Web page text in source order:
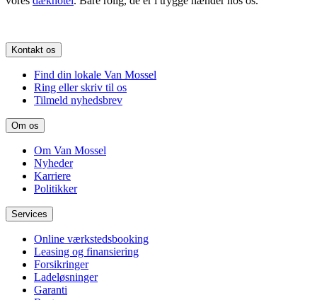
Kontakt os
Find din lokale Van Mossel
Ring eller skriv til os
Tilmeld nyhedsbrev
Om os
Om Van Mossel
Nyheder
Karriere
Politikker
Services
Online værkstedsbooking
Leasing og finansiering
Forsikringer
Ladeløsninger
Garanti